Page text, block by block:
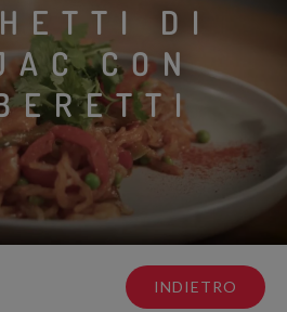
DI
CON
INDIETRO